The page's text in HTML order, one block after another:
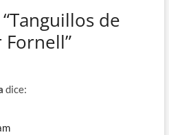
de
dice: